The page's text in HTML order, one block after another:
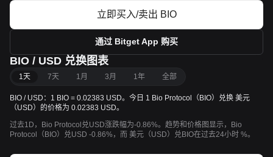
立即买入/卖出 BIO
通过 Bitget App 购买
BIO / USD 兑换图表
1天 7天 1月 3月 1年 全部
BIO / USD：1 BIO = 0.02383 USD。今日 1 Bio Protocol（BIO）兑换 美元
（USD）的价格为 0.02383 USD。
过去1D，Bio Protocol兑USD涨跌幅为-0.86%。趋势和价格图显示，Bio
Protocol（BIO）兑USD -0.86%，而 美元（USD）兑BIO在过去24小时 %。